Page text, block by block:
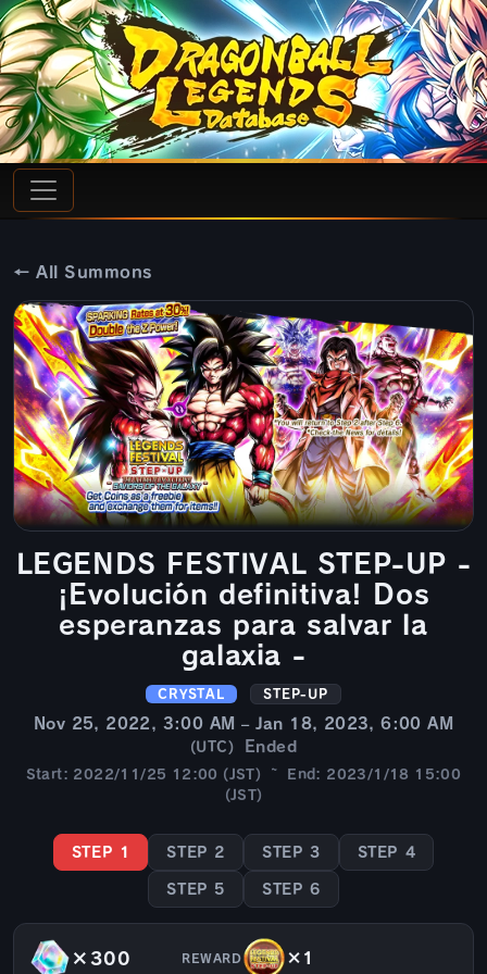
← All Summons
LEGENDS FESTIVAL STEP-UP -
¡Evolución definitiva! Dos
esperanzas para salvar la
galaxia -
CRYSTAL STEP-UP
Nov 25, 2022, 3:00 AM – Jan 18, 2023, 6:00 AM
(UTC) Ended
Start: 2022/11/25 12:00 (JST) ~ End: 2023/1/18 15:00
(JST)
STEP 1 STEP 2 STEP 3 STEP 4
STEP 5 STEP 6
×300 REWARD ×1